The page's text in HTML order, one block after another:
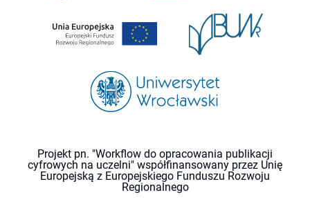
Projekt pn. "Workflow do opracowania publikacji
cyfrowych na uczelni" współfinansowany przez Unię
Europejską z Europejskiego Funduszu Rozwoju
Regionalnego